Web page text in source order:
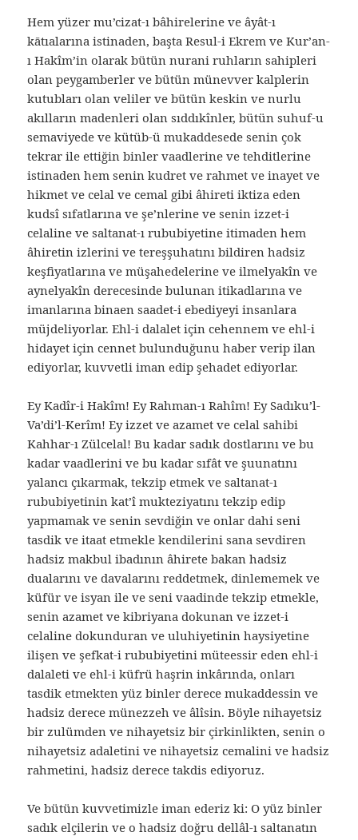
Hem yüzer mu’cizat-ı bâhirelerine ve âyât-ı
kātıalarına istinaden, başta Resul-i Ekrem ve Kur’an-
ı Hakîm’in olarak bütün nurani ruhların sahipleri
olan peygamberler ve bütün münevver kalplerin
kutubları olan veliler ve bütün keskin ve nurlu
akılların madenleri olan sıddıkînler, bütün suhuf-u
semaviyede ve kütüb-ü mukaddesede senin çok
tekrar ile ettiğin binler vaadlerine ve tehditlerine
istinaden hem senin kudret ve rahmet ve inayet ve
hikmet ve celal ve cemal gibi âhireti iktiza eden
kudsî sıfatlarına ve şe’nlerine ve senin izzet-i
celaline ve saltanat-ı rububiyetine itimaden hem
âhiretin izlerini ve tereşşuhatını bildiren hadsiz
keşfiyatlarına ve müşahedelerine ve ilmelyakîn ve
aynelyakîn derecesinde bulunan itikadlarına ve
imanlarına binaen saadet-i ebediyeyi insanlara
müjdeliyorlar. Ehl-i dalalet için cehennem ve ehl-i
hidayet için cennet bulunduğunu haber verip ilan
ediyorlar, kuvvetli iman edip şehadet ediyorlar.
Ey Kadîr-i Hakîm! Ey Rahman-ı Rahîm! Ey Sadıku’l-
Va’di’l-Kerîm! Ey izzet ve azamet ve celal sahibi
Kahhar-ı Zülcelal! Bu kadar sadık dostlarını ve bu
kadar vaadlerini ve bu kadar sıfât ve şuunatını
yalancı çıkarmak, tekzip etmek ve saltanat-ı
rububiyetinin kat’î mukteziyatını tekzip edip
yapmamak ve senin sevdiğin ve onlar dahi seni
tasdik ve itaat etmekle kendilerini sana sevdiren
hadsiz makbul ibadının âhirete bakan hadsiz
dualarını ve davalarını reddetmek, dinlememek ve
küfür ve isyan ile ve seni vaadinde tekzip etmekle,
senin azamet ve kibriyana dokunan ve izzet-i
celaline dokunduran ve uluhiyetinin haysiyetine
ilişen ve şefkat-i rububiyetini müteessir eden ehl-i
dalaleti ve ehl-i küfrü haşrin inkârında, onları
tasdik etmekten yüz binler derece mukaddessin ve
hadsiz derece münezzeh ve âlîsin. Böyle nihayetsiz
bir zulümden ve nihayetsiz bir çirkinlikten, senin o
nihayetsiz adaletini ve nihayetsiz cemalini ve hadsiz
rahmetini, hadsiz derece takdis ediyoruz.
Ve bütün kuvvetimizle iman ederiz ki: O yüz binler
sadık elçilerin ve o hadsiz doğru dellâl-ı saltanatın